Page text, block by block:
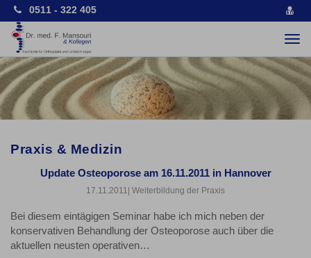
0511 - 322 405
Praxis & Medizin
Update Osteoporose am 16.11.2011 in Hannover
17.11.2011 | Weiterbildung der Praxis
Bei diesem eintägigen Seminar habe ich mich neben der
konservativen Behandlung der Osteoporose auch über die
aktuellen neusten operativen…